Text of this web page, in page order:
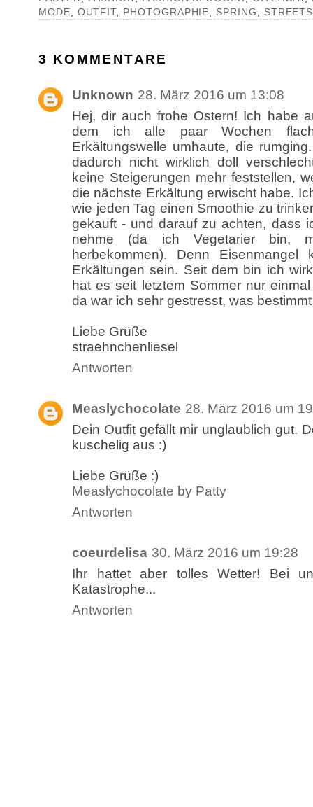
MODE
OUTFIT, PHOTOGRAPHIE SPRING
3 KOMMENTARE
Unknown 28. März 2016 um 13:08
Hej, dir auch frohe Ostern! Ich habe
dem ich alle paar Wochen
Erkältungswelle umhaute, die
dadurch nicht wirklich doll
keine Steigerungen mehr feststellen,
die nächste Erkältung erwischt habe.
wie jeden Tag einen Smoothie zu
gekauft - und darauf zu achten, dass
nehme (da ich Vegetarier bin,
herbekommen). Denn
Erkältungen sein. Seit dem bin ich
hat es seit letztem Sommer nur
da war ich sehr gestresst, was
Liebe Grüße
straehnchenliesel
Antworten
Measlychocolate 28. März 2016 um
Dein Outfit gefällt mir unglaublich gut.
kuschelig aus :)
Liebe Grüße :)
Measlychocolate by Patty
Antworten
coeurdelisa 30. März 2016 um 19:28
Ihr hattet aber tolles Wetter! Bei
Katastrophe...
Antworten